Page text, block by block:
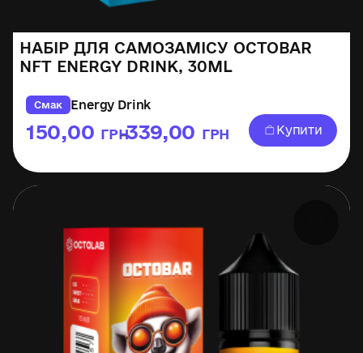
НАБІР ДЛЯ САМОЗАМІСУ OCTOBAR
NFT ENERGY DRINK, 30ML
Смак Energy Drink
150,00 ГРН
–339,00 ГРН Купити